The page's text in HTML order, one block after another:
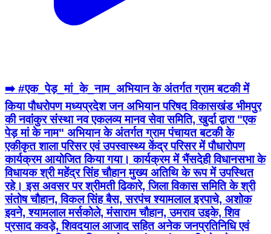
➡️ #एक_पेड़_मां_के_नाम_अभियान के अंतर्गत ग्राम बटकी में
किया पौधरोपण मध्यप्रदेश जन अभियान परिषद विकासखंड भीमपुर
की नवांकुर संस्था नव एकलव्य मानव सेवा समिति, खुर्दा द्वारा "एक
पेड़ मां के नाम" अभियान के अंतर्गत ग्राम पंचायत बटकी के
एकीकृत शाला परिसर एवं उपस्वास्थ्य केंद्र परिसर में पौधारोपण
कार्यक्रम आयोजित किया गया। कार्यक्रम में भैंसदेही विधानसभा के
विधायक श्री महेंद्र सिंह चौहान मुख्य अतिथि के रूप में उपस्थित
रहे। इस अवसर पर श्रीमती ढिकारे, जिला विकास समिति के श्री
संतोष चौहान, विकल सिंह बैस, सरपंच श्यामलाल इरपाचे, अशोक
इवने, श्यामलाल मर्सकोले, मंसाराम चौहान, उमराव उइके, शिव
प्रसाद कवड़े, शिवदयाल आजाद सहित अनेक जनप्रतिनिधि एवं